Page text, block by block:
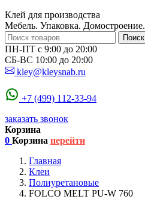
Клей для производства
Мебель. Упаковка. Домостроение.
Поиск
ПН-ПТ с 9:00 до 20:00
СБ-ВС 10:00 до 20:00
kley@kleysnab.ru
+7 (499) 112-33-94
заказать звонок
Корзина
0 Корзина перейти
Главная
Клеи
Полиуретановые
FOLCO MELT PU-W 760